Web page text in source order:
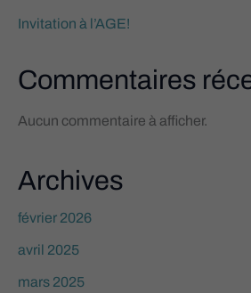
Invitation à l’AGE!
Commentaires
Aucun commentaire à afficher.
Archives
février 2026
avril 2025
mars 2025